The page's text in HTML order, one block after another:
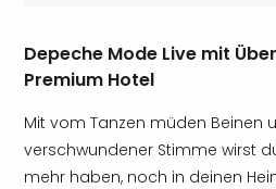
Depeche Mode Live mit
Premium Hotel
Mit vom Tanzen müden Beinen
verschwundener Stimme wirst
mehr haben, noch in deinen